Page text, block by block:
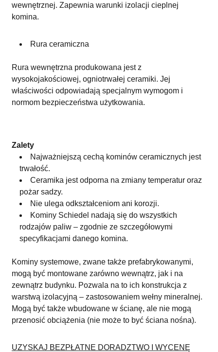
wewnętrznej. Zapewnia warunki izolacji cieplnej
komina.
Rura ceramiczna
Rura wewnętrzna produkowana jest z
wysokojakościowej, ogniotrwałej ceramiki. Jej
właściwości odpowiadają specjalnym wymogom i
normom bezpieczeństwa użytkowania.
Zalety
Najważniejszą cechą kominów ceramicznych jest
trwałość.
Ceramika jest odporna na zmiany temperatur oraz
pożar sadzy.
Nie ulega odkształceniom ani korozji.
Kominy Schiedel nadają się do wszystkich
rodzajów paliw – zgodnie ze szczegółowymi
specyfikacjami danego komina.
Kominy systemowe, zwane także prefabrykowanymi,
mogą być montowane zarówno wewnątrz, jak i na
zewnątrz budynku. Pozwala na to ich konstrukcja z
warstwą izolacyjną – zastosowaniem wełny mineralnej.
Mogą być także wbudowane w ścianę, ale nie mogą
przenosić obciążenia (nie może to być ściana nośna).
UZYSKAJ BEZPŁATNE DORADZTWO I WYCENĘ